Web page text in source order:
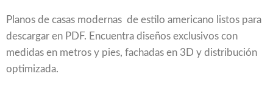
Planos de casas modernas de estilo americano listos para
descargar en PDF. Encuentra diseños exclusivos con
medidas en metros y pies, fachadas en 3D y distribución
optimizada.